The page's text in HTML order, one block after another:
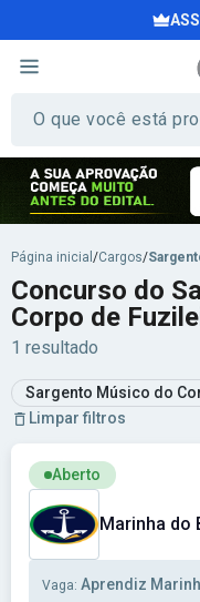
Página inicial /Cargos/
Concurso do
Corpo de
1 resultado
Sargento Músico do
Limpar filtros
Ver concurso: Marinha
Aberto
Marinha do
Vaga: Aprendiz